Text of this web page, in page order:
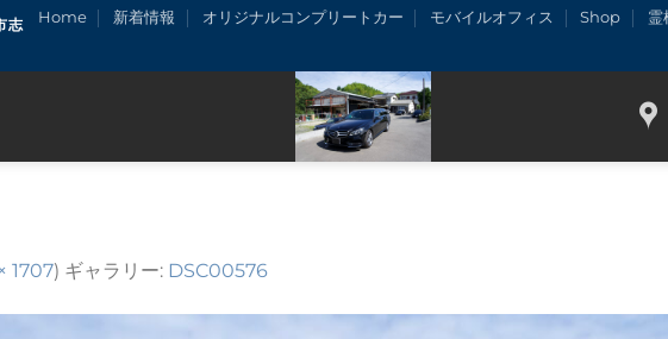
志
Home 新着情報 オリジナルコンプリートカー モバイルオフィス Shop 霊
1707) ギャラリー: DSC00576